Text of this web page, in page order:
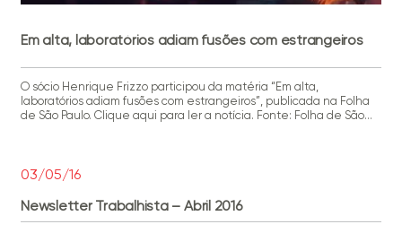
Em alta, laboratórios adiam fusões com estrangeiros
O sócio Henrique Frizzo participou da matéria “Em alta,
laboratórios adiam fusões com estrangeiros”, publicada na Folha
de São Paulo. Clique aqui para ler a notícia. Fonte: Folha de São
03/05/16
Newsletter Trabalhista – Abril 2016